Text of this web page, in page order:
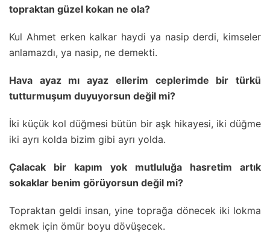
topraktan güzel kokan ne ola?
Kul Ahmet erken kalkar haydi ya nasip derdi, kimseler
anlamazdı, ya nasip, ne demekti.
Hava ayaz mı ayaz ellerim ceplerimde bir türkü
tutturmuşum duyuyorsun değil mi?
İki küçük kol düğmesi bütün bir aşk hikayesi, iki düğme
iki ayrı kolda bizim gibi ayrı yolda.
Çalacak bir kapım yok mutluluğa hasretim artık
sokaklar benim görüyorsun değil mi?
Topraktan geldi insan, yine toprağa dönecek iki lokma
ekmek için ömür boyu dövüşecek.